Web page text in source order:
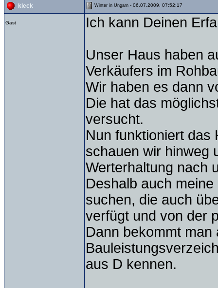
kleck Winter in Ungarn - 06.07.2009, 07:52:17
Gast Ich kann Deinen
Unser Haus haben
Verkäufers im
Wir haben es dann
Die hat das
versucht.
Nun funktioniert das
schauen wir hinweg
Werterhaltung nach
Deshalb auch
suchen, die auch
verfügt und von der
Dann bekommt
aus D kennen.